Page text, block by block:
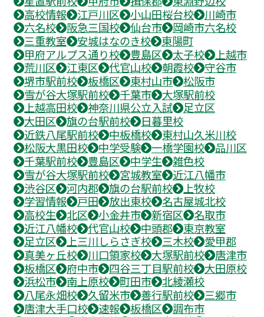
高校情報
江戸川区 小山田桜台校
川崎市
六名校
阪急三国校 仙台市
岡崎市六名校
三重教室
安城はなのき校
東陽町
甲府アルプス通り校
豊島区 太子校
上越市
荒川区
江東区 代官山校 朝霞校
守谷市
堺市駅前校
板橋区 東村山市
松阪市
雪が谷大塚駅前校
千葉市
大塚駅前校
上越高田校
神奈川県公立入試
足立区
大田区
旗の台駅前校
日暮里校
近鉄八尾駅前校
中板橋校
東村山久米川校
松阪大黒田校
中学受験 一橋学園校
品川区
千葉駅前校
豊島区 中学生
雑色校
雪が谷大塚駅前校
宮城教室
近江八幡市
渋谷区
河内郡 旗の台駅前校
上牧校
学習情報
戸田 放出東校
名古屋城北校
高校生
北区 小金井市 新宿区
名取市
近江八幡校
代官山校 中頭郡
東京教室
足立区
上三川しらさぎ校 三木校
愛甲郡
真美ヶ丘校
川口領家校 大塚駅前校
唐津市
板橋区
府中市 四谷三丁目駅前校
大田原校
浜松市
南上原校 町田市
北綾瀬校
八尾永畑校
久留米市 善行駅前校
三郷市
唐津大手口校
速報 板橋区
調布市